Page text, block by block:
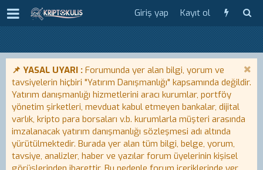
Giriş yap Kayıt ol
📌 YASAL UYARI : Forumunda yer alan bilgi, yorum ve
tavsiyelerin hiçbiri "Yatırım Danışmanlığı" kapsamında değildir.
Yatırım danışmanlığı hizmetlerini aracı kurumlar, portföy
yönetim şirketleri, mevduat kabul etmeyen bankalar, dijital
varlık, kripto para borsaları v.b. kurumlarla müşteri arasında
imzalanacak yatırım danışmanlığı sözleşmesi adı altında
yürütülmektedir. Burada yer alan tüm bilgi, belge, yorum,
tavsiye, analizler, haber ve yazılar forum üyelerinin kişisel